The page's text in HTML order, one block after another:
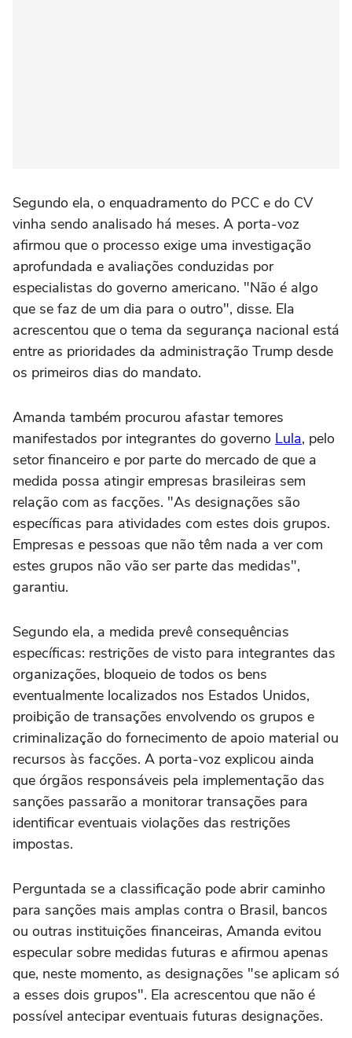
Segundo ela, o enquadramento do PCC e do CV
vinha sendo analisado há meses. A porta-voz
afirmou que o processo exige uma investigação
aprofundada e avaliações conduzidas por
especialistas do governo americano. "Não é algo
que se faz de um dia para o outro", disse. Ela
acrescentou que o tema da segurança nacional está
entre as prioridades da administração Trump desde
os primeiros dias do mandato.
Amanda também procurou afastar temores
manifestados por integrantes do governo Lula, pelo
setor financeiro e por parte do mercado de que a
medida possa atingir empresas brasileiras sem
relação com as facções. "As designações são
específicas para atividades com estes dois grupos.
Empresas e pessoas que não têm nada a ver com
estes grupos não vão ser parte das medidas",
garantiu.
Segundo ela, a medida prevê consequências
específicas: restrições de visto para integrantes das
organizações, bloqueio de todos os bens
eventualmente localizados nos Estados Unidos,
proibição de transações envolvendo os grupos e
criminalização do fornecimento de apoio material ou
recursos às facções. A porta-voz explicou ainda
que órgãos responsáveis pela implementação das
sanções passarão a monitorar transações para
identificar eventuais violações das restrições
impostas.
Perguntada se a classificação pode abrir caminho
para sanções mais amplas contra o Brasil, bancos
ou outras instituições financeiras, Amanda evitou
especular sobre medidas futuras e afirmou apenas
que, neste momento, as designações "se aplicam só
a esses dois grupos". Ela acrescentou que não é
possível antecipar eventuais futuras designações.